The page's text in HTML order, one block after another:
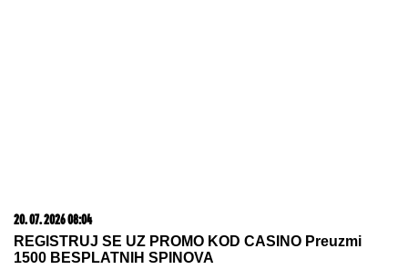
20. 07. 2026 08:04
REGISTRUJ SE UZ PROMO KOD CASINO Preuzmi
1500 BESPLATNIH SPINOVA